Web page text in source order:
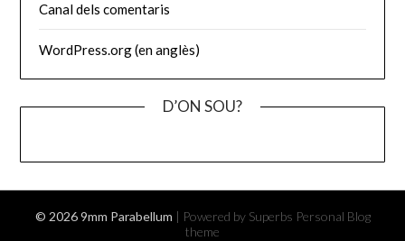
Canal dels comentaris
WordPress.org (en anglès)
D’ON SOU?
© 2026 9mm Parabellum | Powered by Superbs Personal Blog
theme